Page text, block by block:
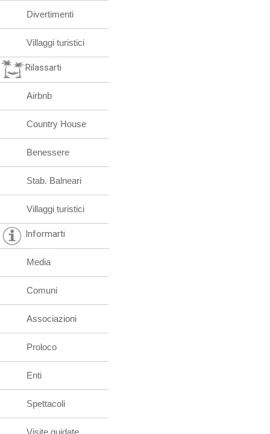
Divertimenti
Villaggi turistici
Rilassarti
Airbnb
Country House
Benessere
Stab. Balneari
Villaggi turistici
Informarti
Media
Comuni
Associazioni
Proloco
Enti
Spettacoli
Visite guidate